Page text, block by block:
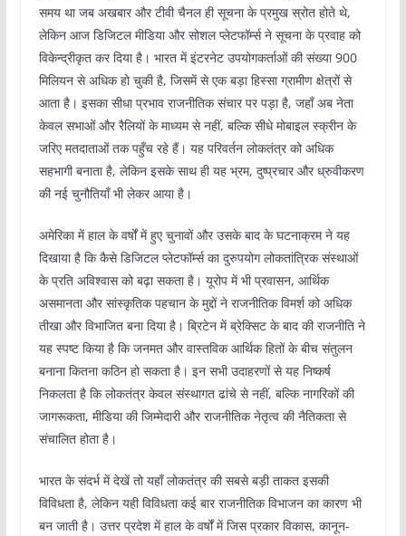
समय था जब अखबार और टीवी चैनल ही सूचना के प्रमुख स्रोत होते थे,
लेकिन आज डिजिटल मीडिया और सोशल प्लेटफॉर्म्स ने सूचना के प्रवाह को
विकेन्द्रीकृत कर दिया है। भारत में इंटरनेट उपयोगकर्ताओं की संख्या 900
मिलियन से अधिक हो चुकी है, जिसमें से एक बड़ा हिस्सा ग्रामीण क्षेत्रों से
आता है। इसका सीधा प्रभाव राजनीतिक संचार पर पड़ा है, जहाँ अब नेता
केवल सभाओं और रैलियों के माध्यम से नहीं, बल्कि सीधे मोबाइल स्क्रीन के
जरिए मतदाताओं तक पहुँच रहे हैं। यह परिवर्तन लोकतंत्र को अधिक
सहभागी बनाता है, लेकिन इसके साथ ही यह भ्रम, दुष्प्रचार और ध्रुवीकरण
की नई चुनौतियाँ भी लेकर आया है।
अमेरिका में हाल के वर्षों में हुए चुनावों और उसके बाद के घटनाक्रम ने यह
दिखाया है कि कैसे डिजिटल प्लेटफॉर्म्स का दुरुपयोग लोकतांत्रिक संस्थाओं
के प्रति अविश्वास को बढ़ा सकता है। यूरोप में भी प्रवासन, आर्थिक
असमानता और सांस्कृतिक पहचान के मुद्दों ने राजनीतिक विमर्श को अधिक
तीखा और विभाजित बना दिया है। ब्रिटेन में ब्रेक्सिट के बाद की राजनीति ने
यह स्पष्ट किया है कि जनमत और वास्तविक आर्थिक हितों के बीच संतुलन
बनाना कितना कठिन हो सकता है। इन सभी उदाहरणों से यह निष्कर्ष
निकलता है कि लोकतंत्र केवल संस्थागत ढांचे से नहीं, बल्कि नागरिकों की
जागरूकता, मीडिया की जिम्मेदारी और राजनीतिक नेतृत्व की नैतिकता से
संचालित होता है।
भारत के संदर्भ में देखें तो यहाँ लोकतंत्र की सबसे बड़ी ताकत इसकी
विविधता है, लेकिन यही विविधता कई बार राजनीतिक विभाजन का कारण भी
बन जाती है। उत्तर प्रदेश में हाल के वर्षों में जिस प्रकार विकास, कानून-